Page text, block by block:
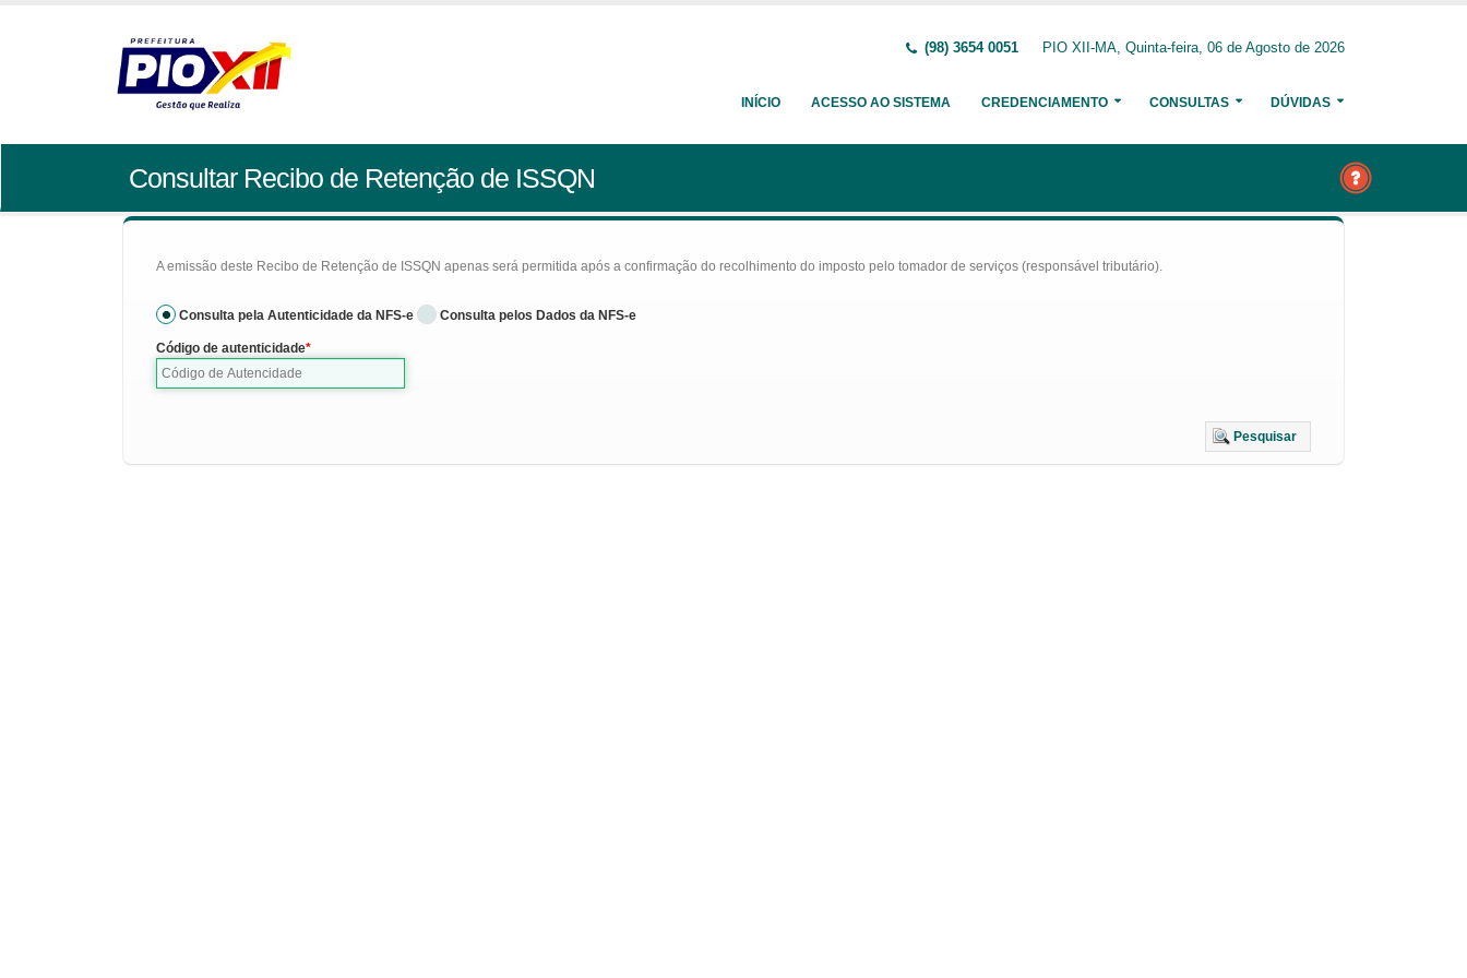
(98) 3654 0051 PIO XII-MA, Quinta-feira, 06 de Agosto de 2026
INÍCIO ACESSO AO SISTEMA CREDENCIAMENTO CONSULTAS DÚVIDAS
Consultar Recibo de Retenção de ISSQN
A emissão deste Recibo de Retenção de ISSQN apenas será permitida após a confirmação do recolhimento do imposto pelo tomador de serviços (responsável tributário).
Consulta pela Autenticidade da NFS-e Consulta pelos Dados da NFS-e
Código de autenticidade
Pesquisar